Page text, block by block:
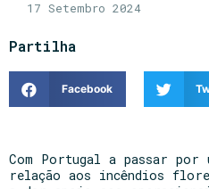
17 Setembro 2024
Partilha
Facebook
Com Portugal a passar por
relação aos incêndios